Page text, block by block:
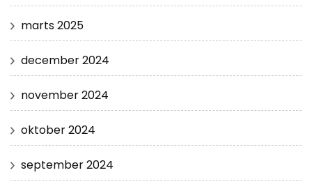
marts 2025
december 2024
november 2024
oktober 2024
september 2024